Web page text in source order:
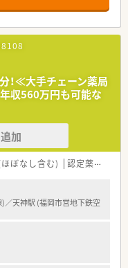
ら徒歩12分ほどの場所に
められている調剤薬局で
、専門性の高い膠原病など
方箋が7割を占めていま
おり、複数の薬剤師と医
に対応しています。
おり、周囲のスタッフと柔
を求めています。
幅広く受け入れていま
研鑽を重ね、患者様のため
の方に最適な環境です。
老舗企業であり、地域社
！≪大手チェーン薬局
収560万円も可能な
加
ぼなし含む) 認定薬剤師取得支援あり
)／天神駅 (福岡市営地下鉄空